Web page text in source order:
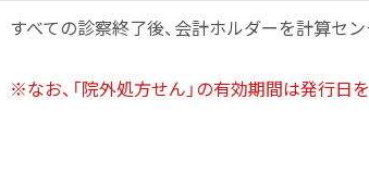
プ
に
すべての診察終了後、会計ホルダーを計算セ
※なお、「院外処方せん」の有効期間は発行日